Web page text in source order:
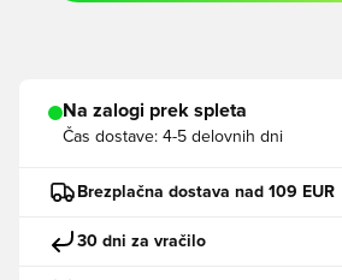
Na zalogi prek spleta
Čas dostave: 4-5 delovnih dni
Brezplačna dostava nad 109 EUR
30 dni za vračilo